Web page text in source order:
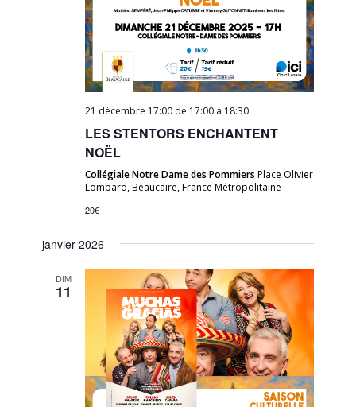
21 décembre 17:00 de 17:00 à 18:30
LES STENTORS ENCHANTENT
NOËL
Collégiale Notre Dame des PommiersPlace Olivier
Lombard, Beaucaire, France Métropolitaine
20€
janvier 2026
DIM
11